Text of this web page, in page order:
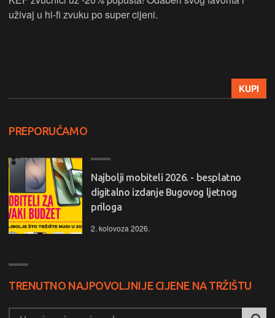
uživaj u hi-fi zvuku po super cijeni.
KUPI
PREPORUČAMO
Najbolji mobiteli 2026. - besplatno
digitalno izdanje Bugovog ljetnog
priloga
2. kolovoza 2026.
TRENUTNO NAJPOVOLJNIJE CIJENE NA TRŽIŠTU